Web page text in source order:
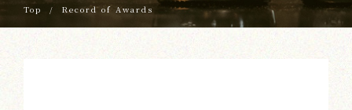
Top / Record of Awards